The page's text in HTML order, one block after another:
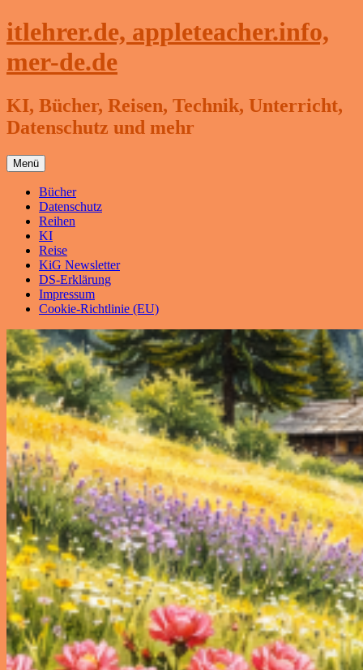
Zum
Inhalt
itlehrer.de, appleteacher.info,
mer-de.de
KI, Bücher, Reisen, Technik, Unterricht,
Datenschutz und mehr
Menü
Bücher
Datenschutz
Reihen
KI
Reise
KiG Newsletter
DS-Erklärung
Impressum
Cookie-Richtlinie (EU)